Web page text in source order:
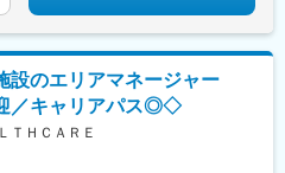
設のエリアマネージャー
／キャリアパス◎◇
ＴＨＣＡＲＥ